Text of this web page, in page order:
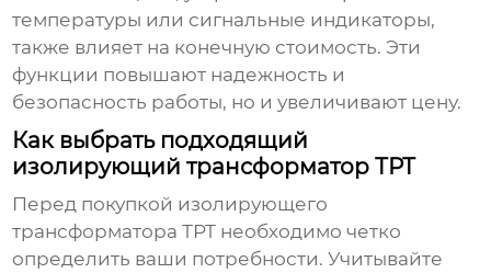
температуры или сигнальные индикаторы,
также влияет на конечную стоимость. Эти
функции повышают надежность и
безопасность работы, но и увеличивают цену.
Как выбрать подходящий
изолирующий трансформатор ТРТ
Перед покупкой изолирующего
трансформатора ТРТ необходимо четко
определить ваши потребности. Учитывайте